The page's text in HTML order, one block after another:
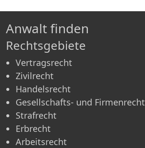
Anwalt finden
Rechtsgebiete
Vertragsrecht
Zivilrecht
Handelsrecht
Gesellschafts- und Firmenrecht
Strafrecht
Erbrecht
Arbeitsrecht